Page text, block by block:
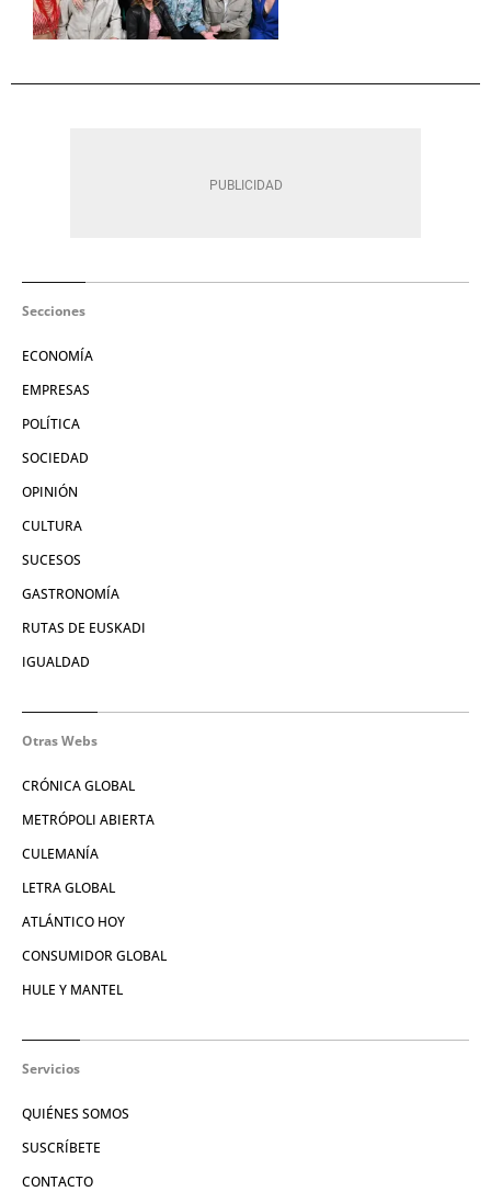
Secciones
ECONOMÍA
EMPRESAS
POLÍTICA
SOCIEDAD
OPINIÓN
CULTURA
SUCESOS
GASTRONOMÍA
RUTAS DE EUSKADI
IGUALDAD
Otras Webs
CRÓNICA GLOBAL
METRÓPOLI ABIERTA
CULEMANÍA
LETRA GLOBAL
ATLÁNTICO HOY
CONSUMIDOR GLOBAL
HULE Y MANTEL
Servicios
QUIÉNES SOMOS
SUSCRÍBETE
CONTACTO